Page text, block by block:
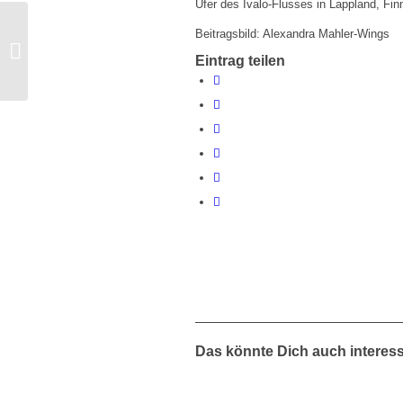
Ufer des Ivalo-Flusses in Lappland,
Beitragsbild: Alexandra Mahler-Wings
Eintrag teilen
Das könnte Dich auch